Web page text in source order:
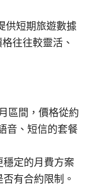
供短期旅遊數據
往往較靈活、
區間，價格從約
音、短信的套餐
穩定的月費方案
有合約限制。